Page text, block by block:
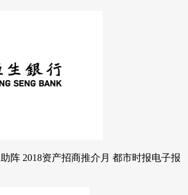
阵 2018资产招商推介月 都市时报电子报